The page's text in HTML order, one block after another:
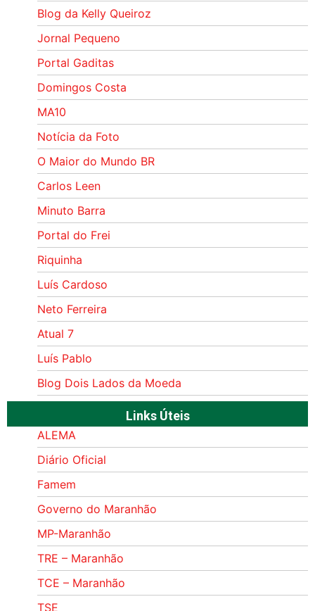
Blog da Kelly Queiroz
Jornal Pequeno
Portal Gaditas
Domingos Costa
MA10
Notícia da Foto
O Maior do Mundo BR
Carlos Leen
Minuto Barra
Portal do Frei
Riquinha
Luís Cardoso
Neto Ferreira
Atual 7
Luís Pablo
Blog Dois Lados da Moeda
Links Úteis
ALEMA
Diário Oficial
Famem
Governo do Maranhão
MP-Maranhão
TRE – Maranhão
TCE – Maranhão
TSE